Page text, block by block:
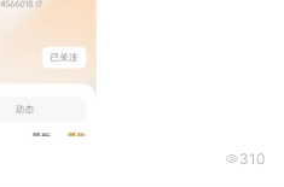
310